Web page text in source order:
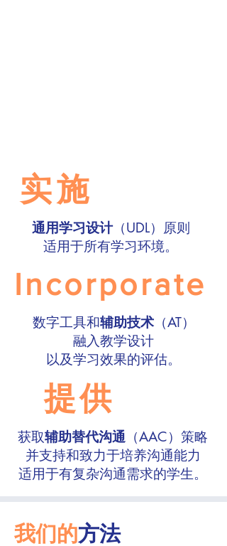
实施
通用学习设计（UDL） 原则
适用于所有学习环境。
Incorporate
数字工具和辅助技术（AT）
融入教学设计
以及学习效果的评估。
提供
获取辅助替代沟通 （AAC）策略
并支持和致力于培养沟通能力
适用于有复杂沟通需求的学生。
我们的方法